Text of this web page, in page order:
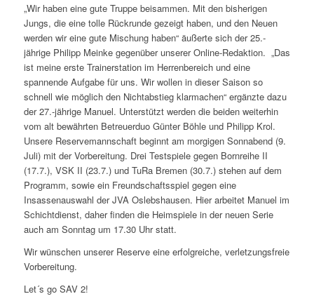
„Wir haben eine gute Truppe beisammen. Mit den bisherigen
Jungs, die eine tolle Rückrunde gezeigt haben, und den Neuen
werden wir eine gute Mischung haben“ äußerte sich der 25.-
jährige Philipp Meinke gegenüber unserer Online-Redaktion. „Das
ist meine erste Trainerstation im Herrenbereich und eine
spannende Aufgabe für uns. Wir wollen in dieser Saison so
schnell wie möglich den Nichtabstieg klarmachen“ ergänzte dazu
der 27.-jährige Manuel. Unterstützt werden die beiden weiterhin
vom alt bewährten Betreuerduo Günter Böhle und Philipp Krol.
Unsere Reservemannschaft beginnt am morgigen Sonnabend (9.
Juli) mit der Vorbereitung. Drei Testspiele gegen Bornreihe II
(17.7.), VSK II (23.7.) und TuRa Bremen (30.7.) stehen auf dem
Programm, sowie ein Freundschaftsspiel gegen eine
Insassenauswahl der JVA Oslebshausen. Hier arbeitet Manuel im
Schichtdienst, daher finden die Heimspiele in der neuen Serie
auch am Sonntag um 17.30 Uhr statt.
Wir wünschen unserer Reserve eine erfolgreiche, verletzungsfreie
Vorbereitung.
Let´s go SAV 2!